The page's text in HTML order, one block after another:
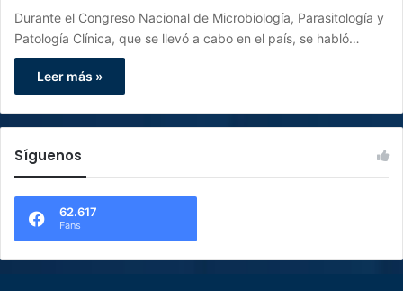
Durante el Congreso Nacional de Microbiología, Parasitología y
Patología Clínica, que se llevó a cabo en el país, se habló…
Leer más »
Síguenos
62.617
Fans